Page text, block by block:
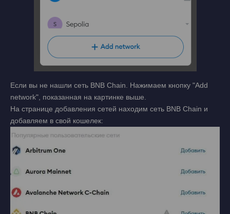
Если вы не нашли сеть BNB Chain. Нажимаем кнопку "Add
network", показанная на картинке выше.
На странице добавления сетей находим сеть BNB Chain и
добавляем в свой кошелек: